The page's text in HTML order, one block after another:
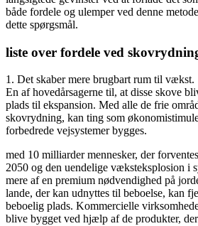
både fordele og ulemper ved denne
dette spørgsmål.
liste over fordele ved
1. Det skaber mere brugbart rum til vækst.
En af hovedårsagerne til, at disse skove
plads til ekspansion. Med alle de frie
skovrydning, kan ting som
forbedrede vejsystemer bygges.
med 10 milliarder mennesker, der
2050 og den uendelige væksteksplosion i
mere af en premium nødvendighed på
lande, der kan udnyttes til beboelse, kan
beboelig plads. Kommercielle
blive bygget ved hjælp af de produkter,